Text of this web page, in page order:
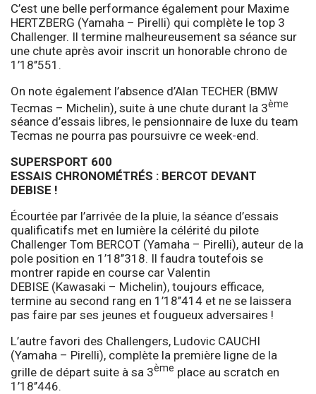
C’est une belle performance également pour Maxime
HERTZBERG (Yamaha – Pirelli) qui complète le top 3
Challenger. Il termine malheureusement sa séance sur
une chute après avoir inscrit un honorable chrono de
1’18’’551.
On note également l’absence d’Alan TECHER (BMW
Tecmas – Michelin), suite à une chute durant la 3ème
séance d’essais libres, le pensionnaire de luxe du team
Tecmas ne pourra pas poursuivre ce week-end.
SUPERSPORT 600
ESSAIS CHRONOMÉTRÉS : BERCOT DEVANT
DEBISE !
Écourtée par l’arrivée de la pluie, la séance d’essais
qualificatifs met en lumière la célérité du pilote
Challenger Tom BERCOT (Yamaha – Pirelli), auteur de la
pole position en 1’18’’318. Il faudra toutefois se
montrer rapide en course car Valentin
DEBISE (Kawasaki – Michelin), toujours efficace,
termine au second rang en 1’18’’414 et ne se laissera
pas faire par ses jeunes et fougueux adversaires !
L’autre favori des Challengers, Ludovic CAUCHI
(Yamaha – Pirelli), complète la première ligne de la
grille de départ suite à sa 3ème place au scratch en
1’18’’446.